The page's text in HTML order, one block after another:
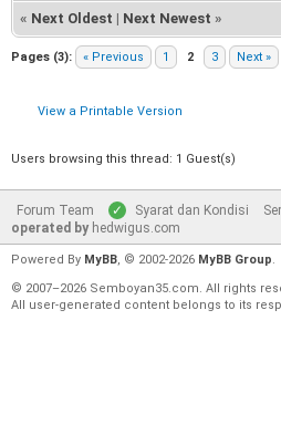
« Next Oldest | Next Newest »
Pages (3): « Previous 1 2 3 Next »
View a Printable Version
Users browsing this thread: 1 Guest(s)
Forum Team Syarat dan Kondisi
operated by hedwigus.com
Powered By MyBB, © 2002-2026 MyBB Group.
© 2007–2026 Semboyan35.com. All rights
All user-generated content belongs to its